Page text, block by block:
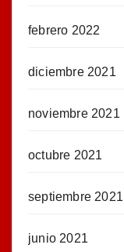
febrero 2022
diciembre 2021
noviembre 2021
octubre 2021
septiembre 2021
junio 2021